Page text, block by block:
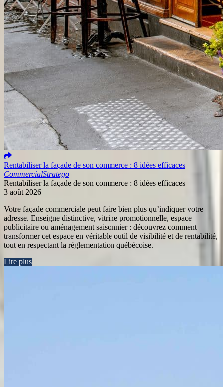
Rentabiliser la façade de son commerce : 8 idées efficaces
CommercialStratego
Rentabiliser la façade de son commerce : 8 idées efficaces
3 août 2026
Votre façade commerciale peut faire bien plus qu’indiquer votre
adresse. Enseigne distinctive, vitrine promotionnelle, espace
publicitaire ou aménagement saisonnier : découvrez comment
transformer cet espace en véritable outil de visibilité et de rentabilité,
tout en respectant la réglementation québécoise.
Lire plus